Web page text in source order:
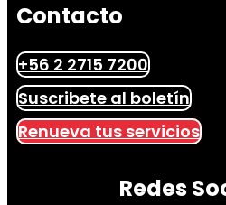
Contacto
+56 2 2715 7200
Suscribete al boletín
Renueva tus servicios
Redes